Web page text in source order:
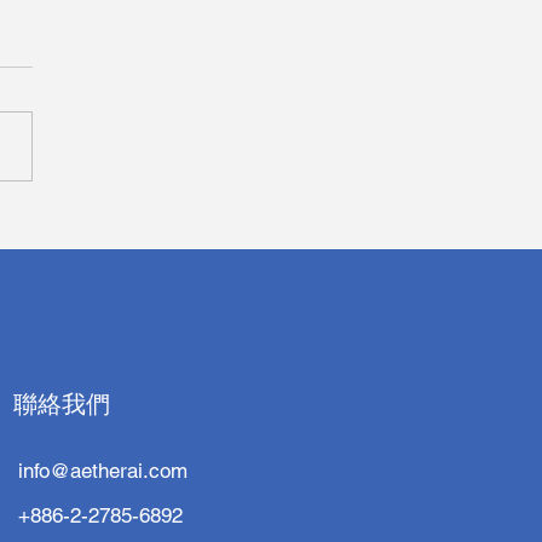
聯絡我們
info@aetherai.com
+886-2-2785-6892